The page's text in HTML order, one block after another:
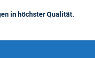
in höchster Qualität.